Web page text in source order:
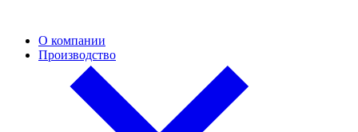
О компании
Производство